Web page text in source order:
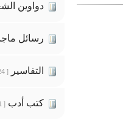
دواوين
رسائل
التفاسير [ 124 ]
كتب أدب [ 121 ]